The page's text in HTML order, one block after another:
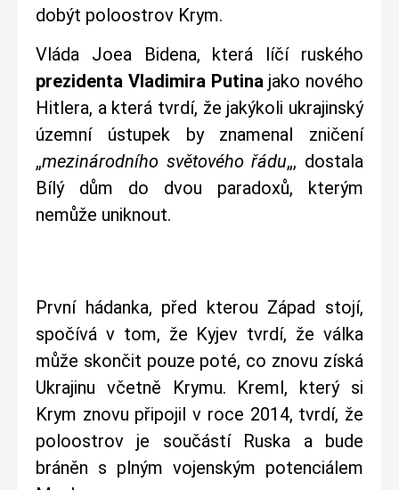
dobýt poloostrov Krym.
Vláda Joea Bidena, která líčí ruského
prezidenta Vladimira Putinajako nového
Hitlera, a která tvrdí, že jakýkoli ukrajinský
územní ústupek by znamenal zničení
„mezinárodního světového řádu„, dostala
Bílý dům do dvou paradoxů, kterým
nemůže uniknout.
První hádanka, před kterou Západ stojí,
spočívá v tom, že Kyjev tvrdí, že válka
může skončit pouze poté, co znovu získá
Ukrajinu včetně Krymu. Kreml, který si
Krym znovu připojil v roce 2014, tvrdí, že
poloostrov je součástí Ruska a bude
bráněn s plným vojenským potenciálem